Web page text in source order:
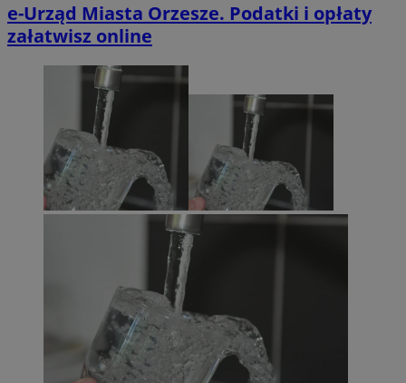
e-Urząd Miasta Orzesze. Podatki i opłaty
załatwisz online